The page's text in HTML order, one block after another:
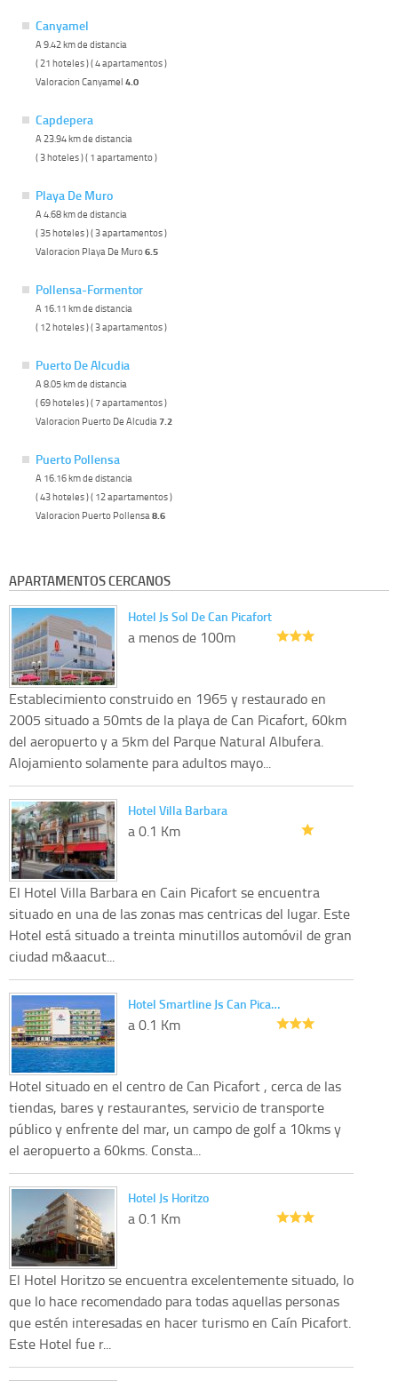
Canyamel
A 9.42 km de distancia
( 21 hoteles ) ( 4 apartamentos )
Valoracion Canyamel 4.0
Capdepera
A 23.94 km de distancia
( 3 hoteles ) ( 1 apartamento )
Playa De Muro
A 4.68 km de distancia
( 35 hoteles ) ( 3 apartamentos )
Valoracion Playa De Muro6.5
Pollensa-Formentor
A 16.11 km de distancia
( 12 hoteles ) ( 3 apartamentos )
Puerto De Alcudia
A 8.05 km de distancia
( 69 hoteles ) ( 7 apartamentos )
Valoracion Puerto De Alcudia 7.2
Puerto Pollensa
A 16.16 km de distancia
( 43 hoteles ) ( 12 apartamentos )
Valoracion Puerto Pollensa 8.6
APARTAMENTOS CERCANOS
Hotel Js Sol De Can Picafort
a menos de 100m
Establecimiento construido en 1965 y restaurado en
2005 situado a 50mts de la playa de Can Picafort, 60km
del aeropuerto y a 5km del Parque Natural Albufera.
Alojamiento solamente para adultos mayo...
Hotel Villa Barbara
a 0.1 Km
El Hotel Villa Barbara en Cain Picafort se encuentra
situado en una de las zonas mas centricas del lugar. Este
Hotel está situado a treinta minutillos automóvil de gran
ciudad m&aacut...
Hotel Smartline Js Can Pica…
a 0.1 Km
Hotel situado en el centro de Can Picafort , cerca de las
tiendas, bares y restaurantes, servicio de transporte
público y enfrente del mar, un campo de golf a 10kms y
el aeropuerto a 60kms. Consta...
Hotel Js Horitzo
a 0.1 Km
El Hotel Horitzo se encuentra excelentemente situado, lo
que lo hace recomendado para todas aquellas personas
que estén interesadas en hacer turismo en Caín Picafort.
Este Hotel fue r...